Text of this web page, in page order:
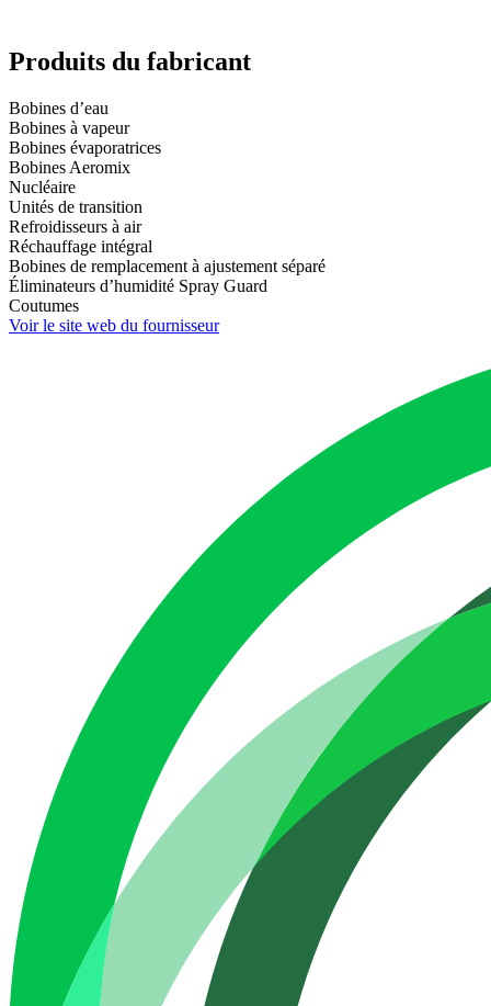
Produits du fabricant
Bobines d’eau
Bobines à vapeur
Bobines évaporatrices
Bobines Aeromix
Nucléaire
Unités de transition
Refroidisseurs à air
Réchauffage intégral
Bobines de remplacement à ajustement séparé
Éliminateurs d’humidité Spray Guard
Coutumes
Voir le site web du fournisseur